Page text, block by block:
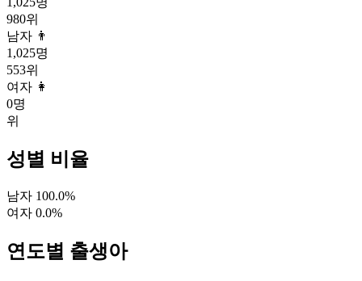
980위
남자 👨
1,025명
553위
여자 👩
0명
위
성별 비율
남자 100.0%
여자 0.0%
연도별 출생아